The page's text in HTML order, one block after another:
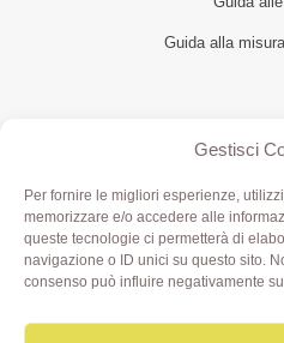
Gestisci
Per fornire le migliori esperienze,
memorizzare e/o accedere alle
queste tecnologie ci permetterà di
navigazione o ID unici su questo sito.
consenso può influire negativamente
Guida alla